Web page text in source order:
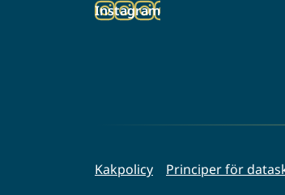
palveluun)
Instagram
(siirryt
Kakpolicy Principer för